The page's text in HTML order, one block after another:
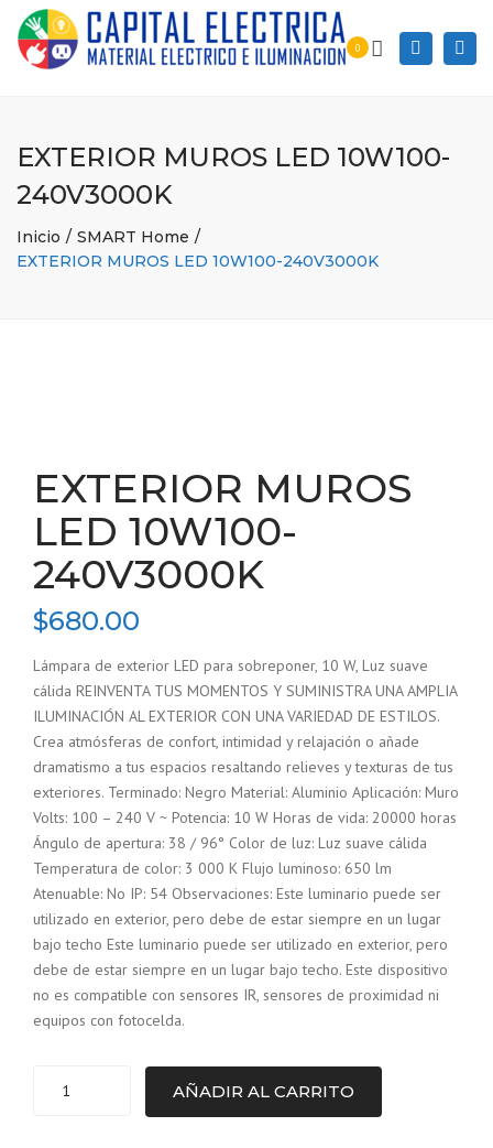
0 Search
EXTERIOR MUROS LED 10W100-
240V3000K
Inicio
SMART Home
EXTERIOR MUROS LED 10W100-240V3000K
EXTERIOR MUROS
LED 10W100-
240V3000K
$680.00
Lámpara de exterior LED para sobreponer, 10 W, Luz suave
cálida REINVENTA TUS MOMENTOS Y SUMINISTRA UNA AMPLIA
ILUMINACIÓN AL EXTERIOR CON UNA VARIEDAD DE ESTILOS.
Crea atmósferas de confort, intimidad y relajación o añade
dramatismo a tus espacios resaltando relieves y texturas de tus
exteriores. Terminado: Negro Material: Aluminio Aplicación: Muro
Volts: 100 – 240 V ~ Potencia: 10 W Horas de vida: 20000 horas
Ángulo de apertura: 38 / 96° Color de luz: Luz suave cálida
Temperatura de color: 3 000 K Flujo luminoso: 650 lm
Atenuable: No IP: 54 Observaciones: Este luminario puede ser
utilizado en exterior, pero debe de estar siempre en un lugar
bajo techo Este luminario puede ser utilizado en exterior, pero
debe de estar siempre en un lugar bajo techo. Este dispositivo
no es compatible con sensores IR, sensores de proximidad ni
equipos con fotocelda.
EXTERIOR
AÑADIR AL CARRITO